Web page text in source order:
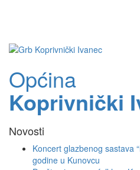
Općina
Koprivnički
Novosti
Koncert glazbenog sastava
godine u Kunovcu